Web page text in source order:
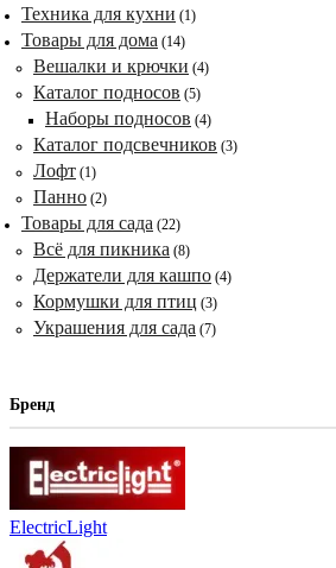
Техника для кухни (1)
Товары для дома (14)
Вешалки и крючки (4)
Каталог подносов (5)
Наборы подносов (4)
Каталог подсвечников (3)
Лофт (1)
Панно (2)
Товары для сада (22)
Всё для пикника (8)
Держатели для кашпо (4)
Кормушки для птиц (3)
Украшения для сада (7)
Бренд
ElectricLight